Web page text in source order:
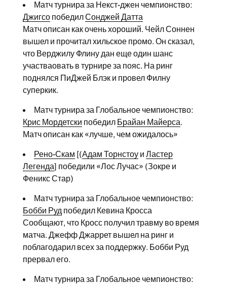
Матч турнира за Некст-джен чемпионство:
ДжигсопобедилСонджей Датта
Матч описан как очень хороший. Чейл Соннен
вышел и прочитал хильское промо. Он сказал,
что Верджилу Флину дан еще один шанс
участваовать в турнире за пояс. На ринг
поднялся ПиДжей Блэк и провел Филну
суперкик.
Матч турнира за Глобальное чемпионство:
Крис Мордетски победил Брайан Майерса.
Матч описан как «лучше, чем ожидалось»
Рено-Скам [(Адам Торнстоуи Ластер
Легенда] победили «Лос Лучас» (Зокре и
Феникс Стар)
Матч турнира за Глобальное чемпионство:
Бобби Руд победил Кевина Кросса
Сообщают, что Кросс получил травму во время
матча. Джефф Джаррет вышел на ринг и
поблагодарил всех за поддержку. Бобби Руд
прервал его.
Матч турнира за Глобальное чемпионство: